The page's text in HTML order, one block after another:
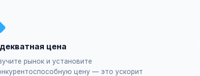
цена
рынок и установите
цену — это ускорит